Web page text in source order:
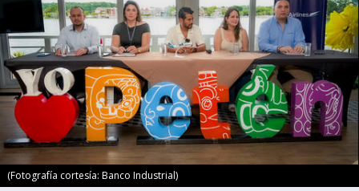
(Fotografía cortesía: Banco Industrial)